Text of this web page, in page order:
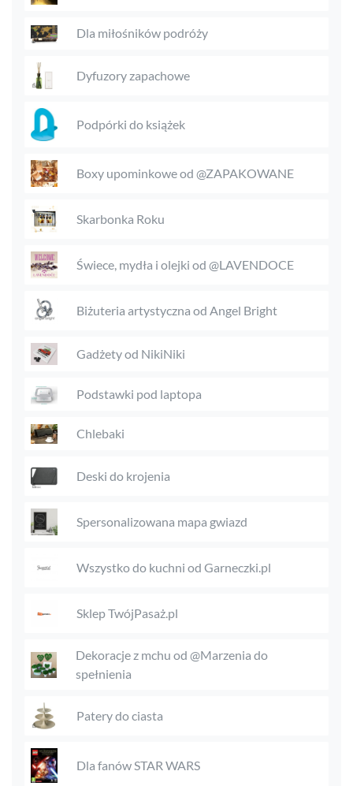
Dla miłośników podróży
Dyfuzory zapachowe
Podpórki do książek
Boxy upominkowe od @ZAPAKOWANE
Skarbonka Roku
Świece, mydła i olejki od @LAVENDOCE
Biżuteria artystyczna od Angel Bright
Gadżety od NikiNiki
Podstawki pod laptopa
Chlebaki
Deski do krojenia
Spersonalizowana mapa gwiazd
Wszystko do kuchni od Garneczki.pl
Sklep TwójPasaż.pl
Dekoracje z mchu od @Marzenia do
spełnienia
Patery do ciasta
Dla fanów STAR WARS